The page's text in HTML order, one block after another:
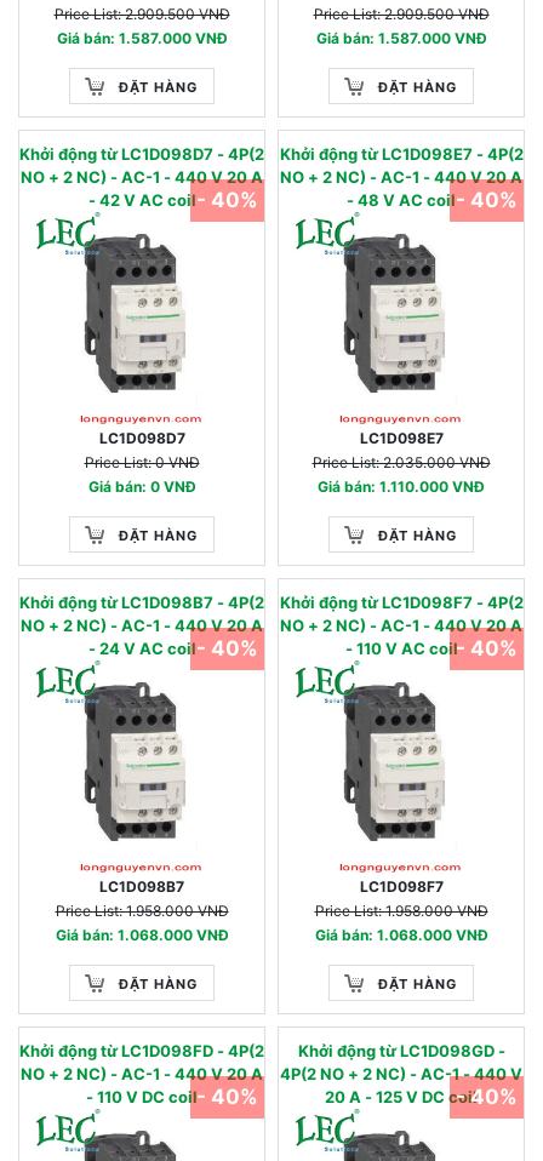
Price List: 2.909.500 VNĐ
Giá bán: 1.587.000 VNĐ
ĐẶT HÀNG
Price List: 2.909.500 VNĐ
Giá bán: 1.587.000 VNĐ
ĐẶT HÀNG
Khởi động từ LC1D098D7 - 4P(2
NO + 2 NC) - AC-1 - 440 V 20 A
- 42 V AC coil
LC1D098D7
Price List: 0 VNĐ
Giá bán: 0 VNĐ
ĐẶT HÀNG
- 40%
Khởi động từ LC1D098E7 - 4P(2
NO + 2 NC) - AC-1 - 440 V 20 A
- 48 V AC coil
LC1D098E7
Price List: 2.035.000 VNĐ
Giá bán: 1.110.000 VNĐ
ĐẶT HÀNG
- 40%
Khởi động từ LC1D098B7 - 4P(2
NO + 2 NC) - AC-1 - 440 V 20 A
- 24 V AC coil
LC1D098B7
Price List: 1.958.000 VNĐ
Giá bán: 1.068.000 VNĐ
ĐẶT HÀNG
- 40%
Khởi động từ LC1D098F7 - 4P(2
NO + 2 NC) - AC-1 - 440 V 20 A
- 110 V AC coil
LC1D098F7
Price List: 1.958.000 VNĐ
Giá bán: 1.068.000 VNĐ
ĐẶT HÀNG
- 40%
Khởi động từ LC1D098FD - 4P(2
NO + 2 NC) - AC-1 - 440 V 20 A
- 110 V DC coil- 40%
Khởi động từ LC1D098GD -
4P(2 NO + 2 NC) - AC-1 - 440 V
20 A - 125 V DC coil- 40%